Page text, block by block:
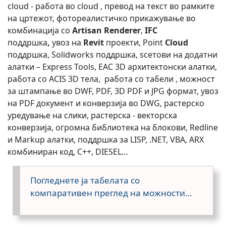
cloud - работа во cloud , превод на текст во рамките
на цртежот, фотореалистичко прикажување во
комбинација со Artisan Renderer, IFC
поддршка, увоз на Revit проекти, Point Cloud
поддршка, Solidworks поддршка, sсетови на додатни
алатки – Express Tools, EAC 3D архитектонски алатки,
работа со ACIS 3D тела, работа со табели , можност
за штампање во DWF, PDF, 3D PDF и JPG формат, увоз
на PDF документ и конверзија во DWG, растерско
уредување на слики, растерска - векторска
конверзија, огромна библиотека на блокови, Redline
и Markup алатки, поддршка за LISP, .NET, VBA, ARX
комбиниран код, C++, DIESEL…
Погледнете ја табелата со
компаративен преглед на можности…